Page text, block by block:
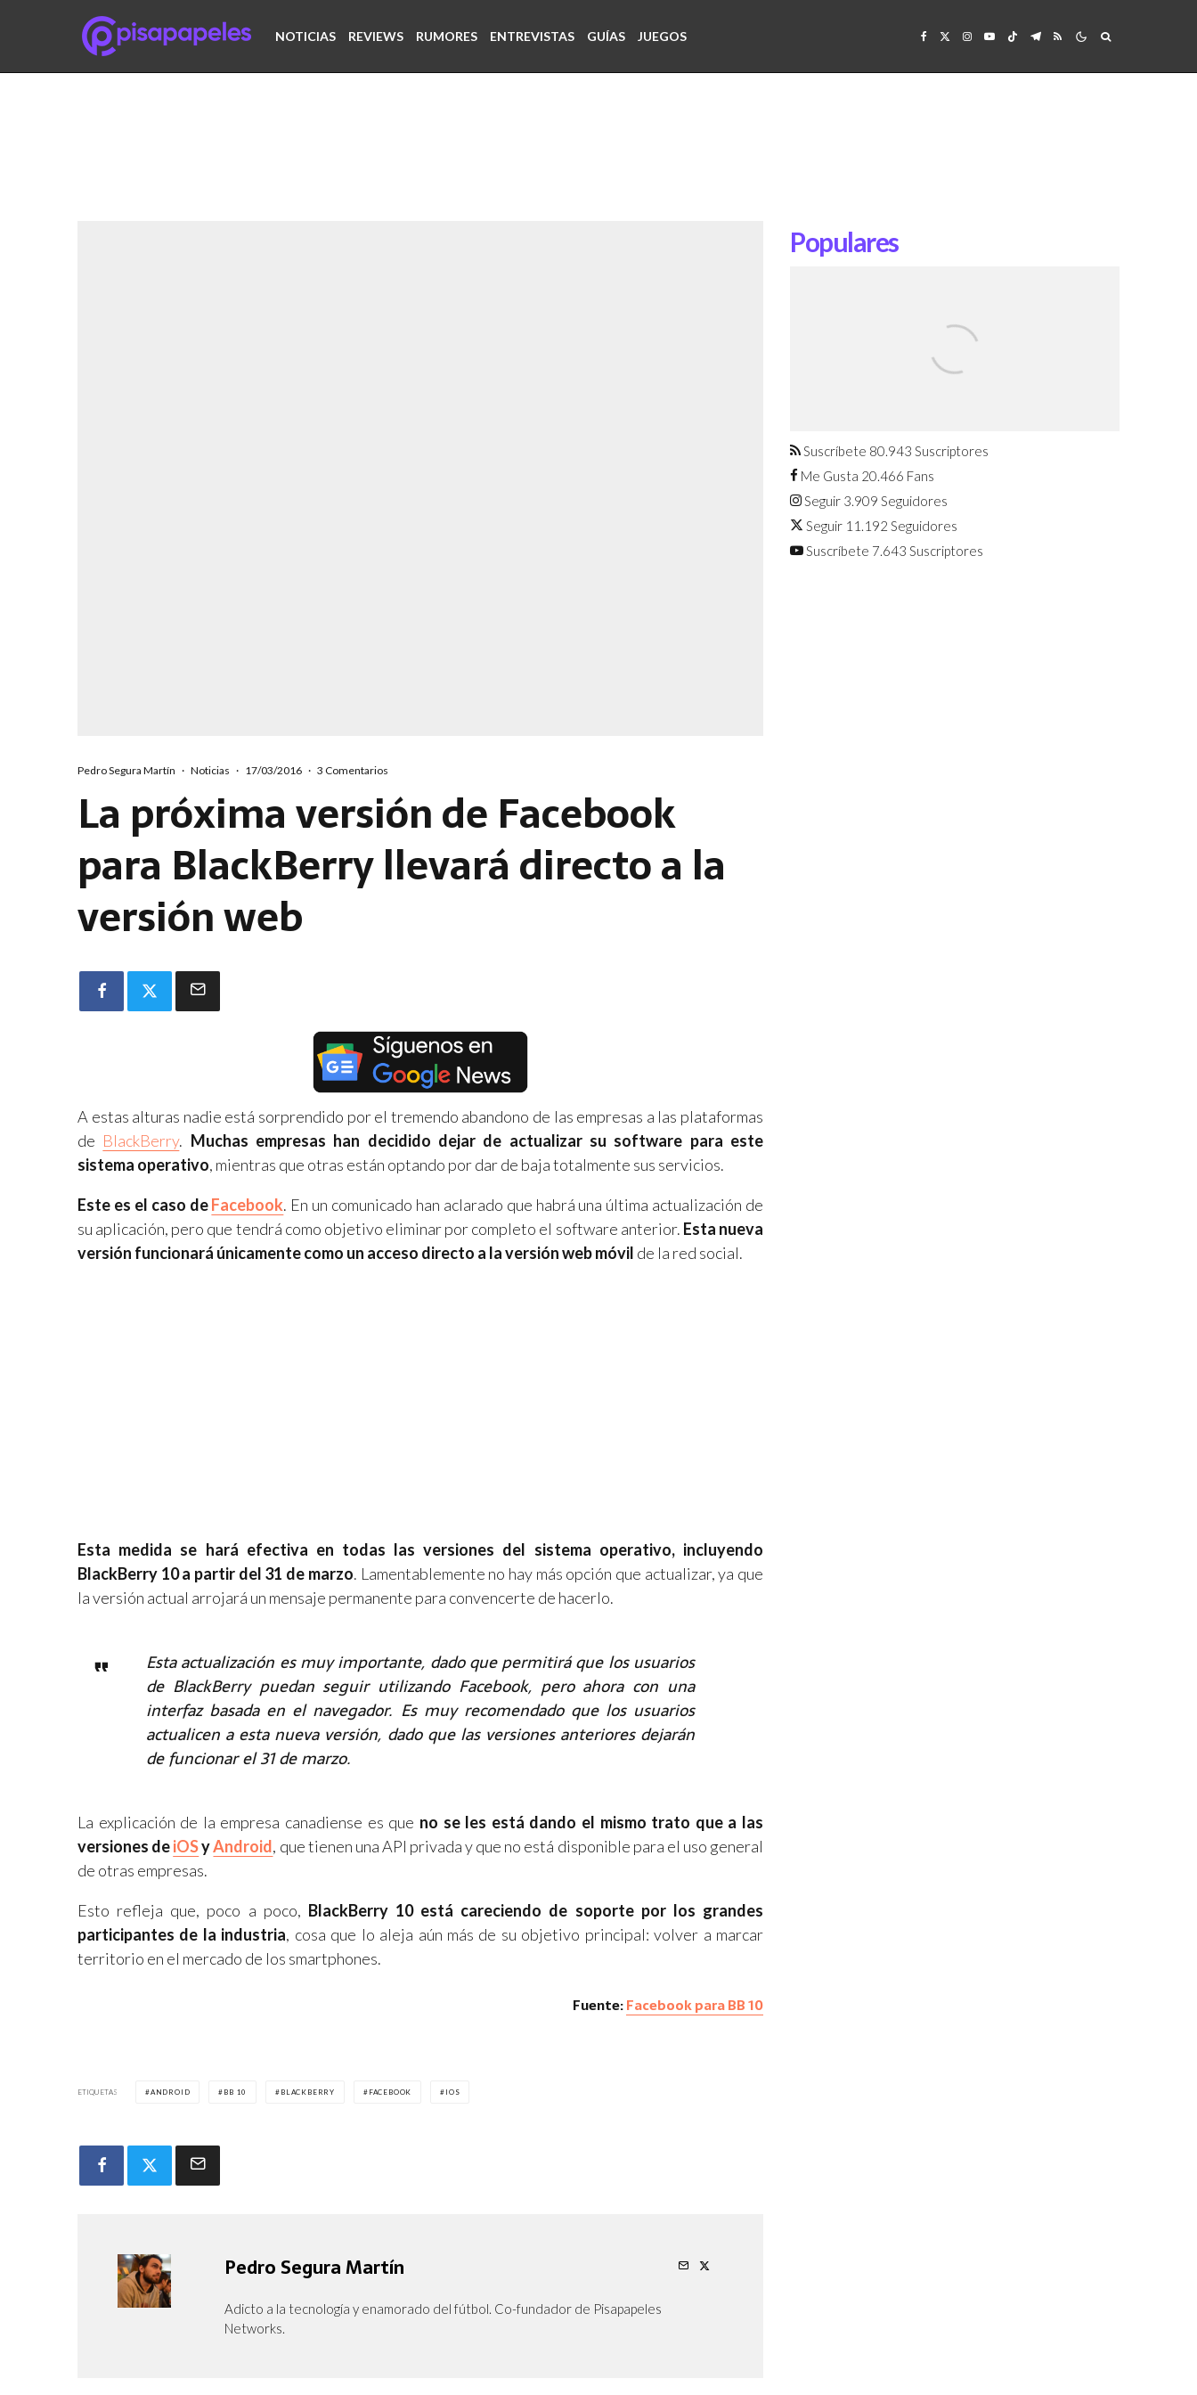
NOTICIAS REVIEWS RUMORES ENTREVISTAS GUÍAS JUEGOS
Pedro Segura Martín · Noticias · 17/03/2016 · 3 Comentarios
La próxima versión de Facebook
para BlackBerry llevará directo a la
versión web
A estas alturas nadie está sorprendido por el tremendo abandono de las empresas a las plataformas
de BlackBerry. Muchas empresas han decidido dejar de actualizar su software para este
sistema operativo, mientras que otras están optando por dar de baja totalmente sus servicios.
Este es el caso deFacebook. En un comunicado han aclarado que habrá una última actualización de
su aplicación, pero que tendrá como objetivo eliminar por completo el software anterior. Esta nueva
versión funcionará únicamente como un acceso directo a la versión web móvil de la red social.
Esta medida se hará efectiva en todas las versiones del sistema operativo, incluyendo
BlackBerry 10 a partir del 31 de marzo. Lamentablemente no hay más opción que actualizar, ya que
la versión actual arrojará un mensaje permanente para convencerte de hacerlo.
Esta actualización es muy importante, dado que permitirá que los usuarios
de BlackBerry puedan seguir utilizando Facebook, pero ahora con una
interfaz basada en el navegador. Es muy recomendado que los usuarios
actualicen a esta nueva versión, dado que las versiones anteriores dejarán
de funcionar el 31 de marzo.
La explicación de la empresa canadiense es que no se les está dando el mismo trato que a las
versiones deiOSyAndroid, que tienen una API privada y que no está disponible para el uso general
de otras empresas.
Esto refleja que, poco a poco, BlackBerry 10 está careciendo de soporte por los grandes
participantes de la industria, cosa que lo aleja aún más de su objetivo principal: volver a marcar
territorio en el mercado de los smartphones.
Fuente:Facebook para BB 10
ETIQUETAS ANDROID BB 10 BLACKBERRY FACEBOOK IOS
Pedro Segura Martín
Adicto a la tecnología y enamorado del fútbol. Co-fundador de Pisapapeles
Networks.
Populares
agosto
Suscríbete 80.943 Suscriptores
Me Gusta 20.466 Fans
Seguir 3.909 Seguidores
Seguir 11.192 Seguidores
Suscríbete 7.643 Suscriptores